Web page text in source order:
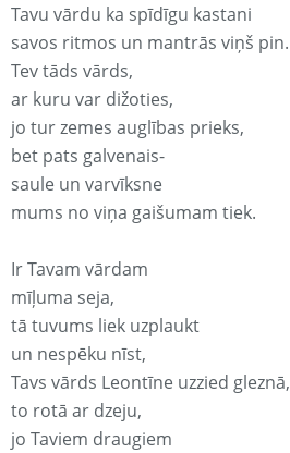
Tavu vārdu ka spīdīgu kastani
savos ritmos un mantrās viņš pin.
Tev tāds vārds,
ar kuru var dižoties,
jo tur zemes auglības prieks,
bet pats galvenais-
saule un varvīksne
mums no viņa gaišumam tiek.
Ir Tavam vārdam
mīļuma seja,
tā tuvums liek uzplaukt
un nespēku nīst,
Tavs vārds Leontīne uzzied gleznā,
to rotā ar dzeju,
jo Taviem draugiem